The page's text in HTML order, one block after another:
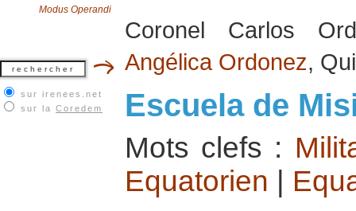
Modus Operandi
sur irenees.net
sur la Coredem
Coronel Carlos
Angélica Ordonez,
Escuela de
Mots clefs :
Equatorien